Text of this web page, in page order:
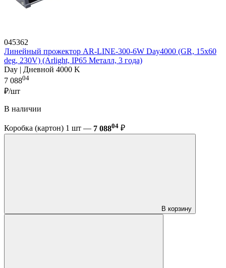
045362
Линейный прожектор AR-LINE-300-6W Day4000 (GR, 15x60
deg, 230V) (Arlight, IP65 Металл, 3 года)
Day | Дневной 4000 K
7 08804
₽/шт
В наличии
Коробка (картон) 1 шт — 7 08804 ₽
В корзину